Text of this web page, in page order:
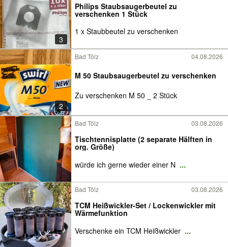
3
Philips Staubsaugerbeutel zu
verschenken 1 Stück
1 x Staubbeutel zu verschenken
2
Bad Tölz 04.08.2026
M 50 Staubsaugerbeutel zu verschenken
Zu verschenken M 50 _ 2 Stück
Bad Tölz 03.08.2026
Tischtennisplatte (2 separate Hälften in
org. Größe)
würde ich gerne wieder einer N ...
Bad Tölz 03.08.2026
TCM Heißwickler-Set / Lockenwickler mit
Wärmefunktion
Verschenke ein TCM Heißwickler ...